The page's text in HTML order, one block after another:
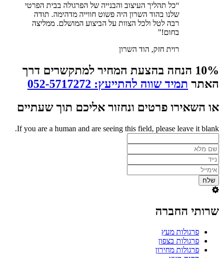
“כל תהליך העיצוב והבנייה של הפרגולה בבית הפרטי
שלנו בהוד השרון היה פשוט חווייה מדהימה. תודה
רבה לטל ולכל הצוות על הביצוע המושלם. ממליצה
בחום!”
רוית חזק, הוד השרון
10% הנחה בהצעת המחיר למתקשרים דרך
האתר תמיד שווה להתייעץ: 052-5717272
או השאירו פרטים ונחזור אליכם תוך שעתיים
If you are a human and are seeing this field, please leave it blank.
שרותי החברה
פרגולות מעץ
פרגולות בצפון
פרגולות מחירון